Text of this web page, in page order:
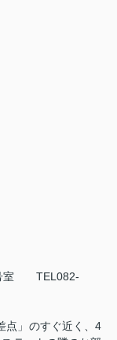
室 TEL082-
点」のすぐ近く、4